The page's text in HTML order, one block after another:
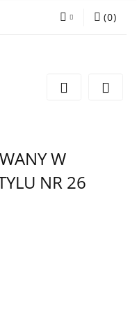
Wyślij e-mail
(0)
W
NR 26